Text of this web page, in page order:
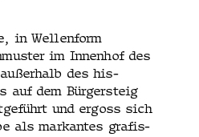
in Wellen­form
im Innen­hof des
außer­halb des his­
auf dem Bürg­er­steig
und ergoss sich
als markantes grafis­